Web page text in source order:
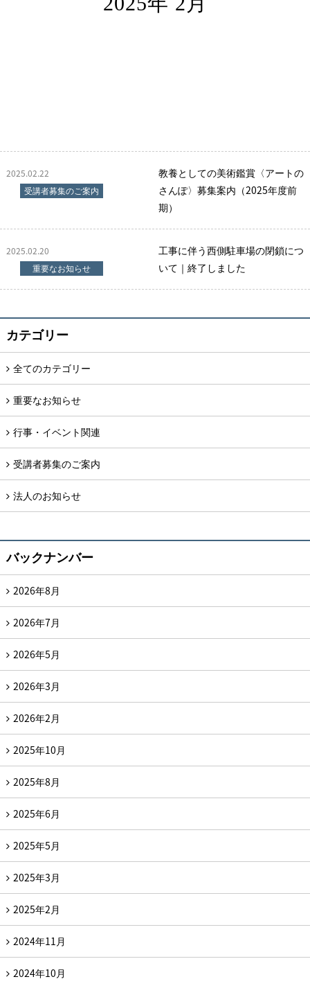
2025.02.22
受講者募集のご案内
教養としての美術鑑賞〈アートの
さんぽ〉募集案内（2025年度前
期）
2025.02.20
重要なお知らせ
工事に伴う西側駐車場の閉鎖につ
いて｜終了しました
カテゴリー
全てのカテゴリー
重要なお知らせ
行事・イベント関連
受講者募集のご案内
法人のお知らせ
バックナンバー
2026年8月
2026年7月
2026年5月
2026年3月
2026年2月
2025年10月
2025年8月
2025年6月
2025年5月
2025年3月
2025年2月
2024年11月
2024年10月